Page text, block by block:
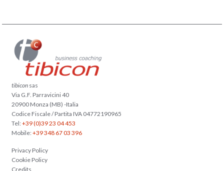
tibicon sas
Via G.F. Parravicini 40
20900 Monza (MB) -Italia
Codice Fiscale / Partita IVA 04772190965
Tel:+39 (0)39 23 04 453
Mobile:+39 348 67 03 396
Privacy Policy
Cookie Policy
Credits